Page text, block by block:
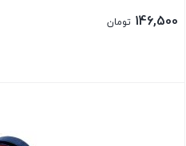
146,500 تومان